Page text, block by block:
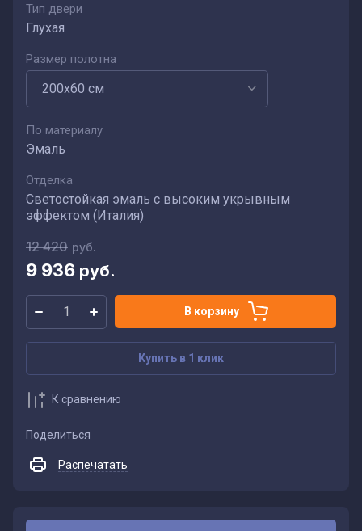
Тип двери
Глухая
Размер полотна
По материалу
Эмаль
Отделка
Светостойкая эмаль с высоким укрывным
эффектом (Италия)
12 420 руб.
9 936 руб.
В корзину
Купить в 1 клик
К сравнению
Поделиться
Распечатать